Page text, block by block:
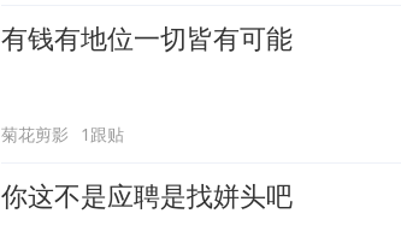
有钱有地位一切皆有可能
菊花剪影 1跟贴
你这不是应聘是找姘头吧